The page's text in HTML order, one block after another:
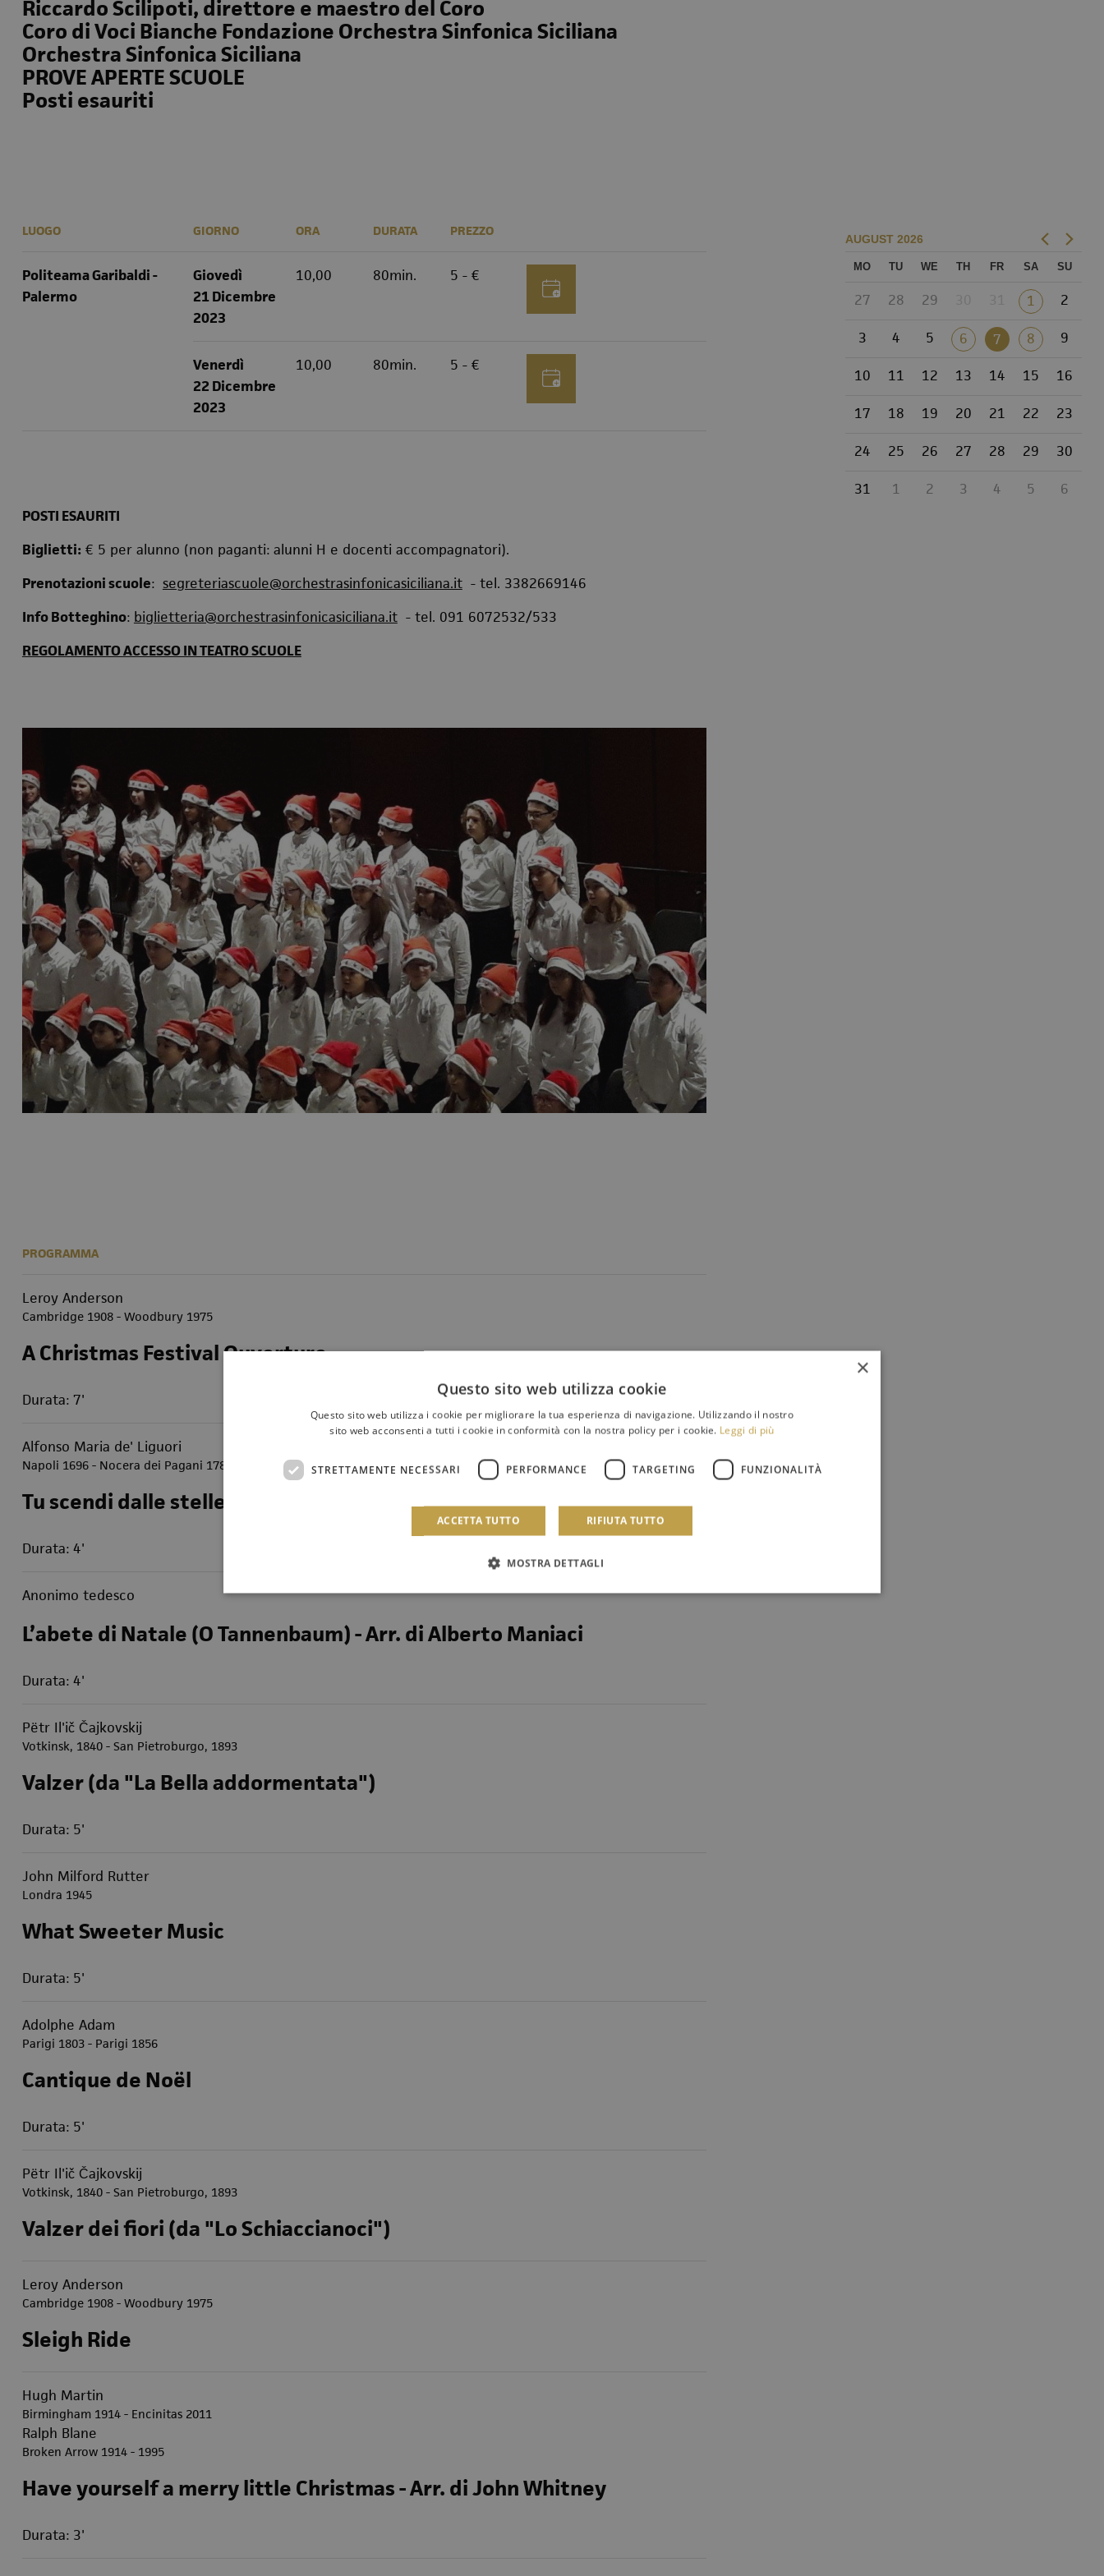
Riccardo Scilipoti, direttore e maestro del Coro
Coro di Voci Bianche Fondazione Orchestra Sinfonica Siciliana
Orchestra Sinfonica Siciliana
PROVE APERTE SCUOLE
Posti esauriti
AUGUST 2026
MO TU WE TH FR SA SU
27 28 29 1 2
3 4 5 6 7 8 9
10 11 12 13 14 15 16
17 18 19 20 21 22 23
24 25 26 27 28 29 30
31 1 2 3 4 5 6
LUOGO
Politeama Garibaldi -
Palermo
GIORNO ORA DURATA PREZZO
Giovedì
21 Dicembre
2023
10,00 80min. 5 - €
Venerdì
22 Dicembre
2023
10,00 80min. 5 - €
POSTI ESAURITI
Biglietti:€ 5 per alunno (non paganti: alunni H e docenti accompagnatori).
Prenotazioni scuole: segreteriascuole@orchestrasinfonicasiciliana.it- tel. 3382669146
Info Botteghino: biglietteria@orchestrasinfonicasiciliana.it- tel. 091 6072532/533
REGOLAMENTO ACCESSO IN TEATRO SCUOLE
PROGRAMMA
Leroy Anderson
Cambridge 1908 - Woodbury 1975
A Christmas Festival Ouverture
Durata: 7'
Alfonso Maria de' Liguori
Napoli 1696 - Nocera dei Pagani 1787
Tu scendi dalle stelle - Arr. di Alberto Maniaci
Durata: 4'
Anonimo tedesco
L’abete di Natale (O Tannenbaum) - Arr. di Alberto Maniaci
Durata: 4'
Pëtr Il'ič Čajkovskij
Votkinsk, 1840 - San Pietroburgo, 1893
Valzer (da "La Bella addormentata")
Durata: 5'
John Milford Rutter
Londra 1945
What Sweeter Music
Durata: 5'
Adolphe Adam
Parigi 1803 - Parigi 1856
Cantique de Noël
Durata: 5'
Pëtr Il'ič Čajkovskij
Votkinsk, 1840 - San Pietroburgo, 1893
Valzer dei fiori (da "Lo Schiaccianoci")
Leroy Anderson
Cambridge 1908 - Woodbury 1975
Sleigh Ride
Hugh Martin
Birmingham 1914 - Encinitas 2011
Ralph Blane
Broken Arrow 1914 - 1995
Have yourself a merry little Christmas - Arr. di John Whitney
Durata: 3'
×
Questo sito web utilizza cookie
Questo sito web utilizza i cookie per migliorare la tua esperienza di navigazione. Utilizzando il nostro
sito web acconsenti a tutti i cookie in conformità con la nostra policy per i cookie. Leggi di più
STRETTAMENTE NECESSARI PERFORMANCE TARGETING FUNZIONALITÀ
ACCETTA TUTTO RIFIUTA TUTTO
MOSTRA DETTAGLI